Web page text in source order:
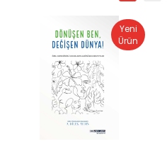
Yeni
Ürün